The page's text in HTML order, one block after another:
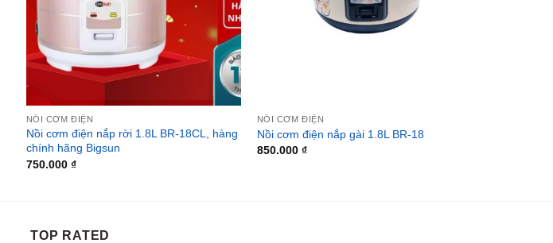
NỒI CƠM ĐIỆN
Nồi cơm điện nắp rời 1.8L BR-18CL, hàng
chính hãng Bigsun
750.000 ₫
NỒI CƠM ĐIỆN
Nồi cơm điện nắp gài 1.8L BR-18
850.000 ₫
TOP RATED